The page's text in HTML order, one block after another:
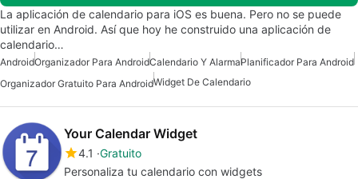
La aplicación de calendario para iOS es buena. Pero no se puede
utilizar en Android. Así que hoy he construido una aplicación de
calendario…
AndroidOrganizador Para AndroidCalendario Y AlarmaPlanificador Para Android
Organizador Gratuito Para AndroidWidget De Calendario
Your Calendar Widget
4.1 Gratuito
Personaliza tu calendario con widgets